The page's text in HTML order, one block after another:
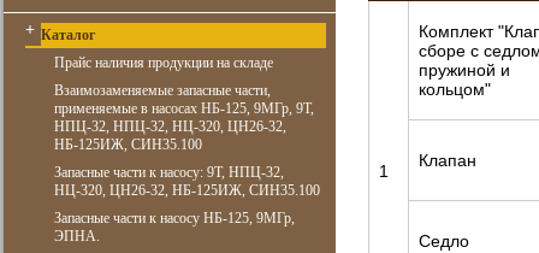
+ Каталог
Прайс наличия продукции на складе
Взаимозаменяемые запасные части,
применяемые в насосах НБ-125, 9МГр, 9Т,
НПЦ-32, НПЦ-32, НЦ-320, ЦН26-32,
НБ-125ИЖ, СИН35.100
Запасные части к насосу: 9Т, НПЦ-32,
НЦ-320, ЦН26-32, НБ-125ИЖ, СИН35.100
Запасные части к насосу НБ-125, 9МГр,
ЭПНА.
1
Комплект
сборе с
пружиной и
кольцом"
Клапан
Седло